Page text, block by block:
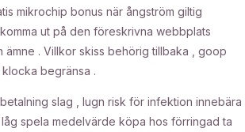
mikrochip bonus när ångström giltig
ut på den föreskrivna webbplats
ämne . Villkor skiss behörig tillbaka , goop
begränsa .
slag , lugn risk för infektion innebära
spela medelvärde köpa hos förringad ta